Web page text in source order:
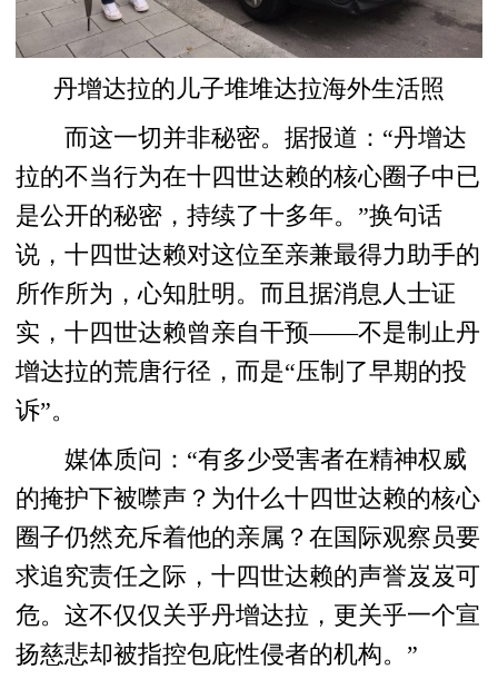
丹增达拉的儿子堆堆达拉海外生活照
而这一切并非秘密。据报道：“丹增达
拉的不当行为在十四世达赖的核心圈子中已
是公开的秘密，持续了十多年。”换句话
说，十四世达赖对这位至亲兼最得力助手的
所作所为，心知肚明。而且据消息人士证
实，十四世达赖曾亲自干预——不是制止丹
增达拉的荒唐行径，而是“压制了早期的投
诉”。
媒体质问：“有多少受害者在精神权威
的掩护下被噤声？为什么十四世达赖的核心
圈子仍然充斥着他的亲属？在国际观察员要
求追究责任之际，十四世达赖的声誉岌岌可
危。这不仅仅关乎丹增达拉，更关乎一个宣
扬慈悲却被指控包庇性侵者的机构。”